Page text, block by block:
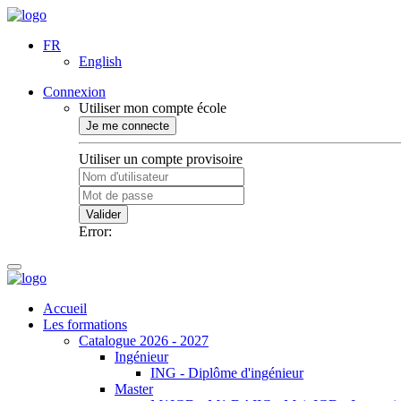
FR
English
Connexion
Utiliser mon compte école
Je me connecte
Utiliser un compte provisoire
Valider
Error:
Accueil
Les formations
Catalogue 2026 - 2027
Ingénieur
ING - Diplôme d'ingénieur
Master